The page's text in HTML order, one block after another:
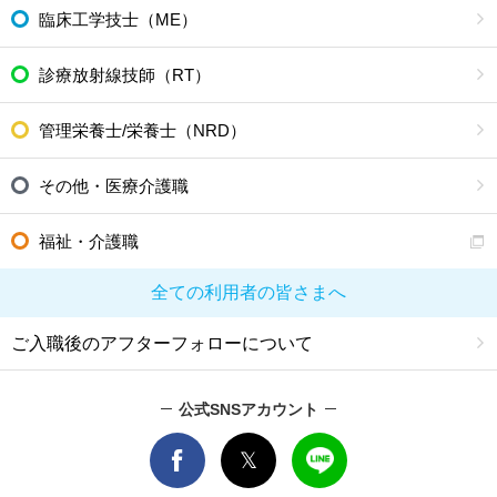
臨床工学技士（ME）
診療放射線技師（RT）
管理栄養士/栄養士（NRD）
その他・医療介護職
福祉・介護職
全ての利用者の皆さまへ
ご入職後のアフターフォローについて
公式SNSアカウント